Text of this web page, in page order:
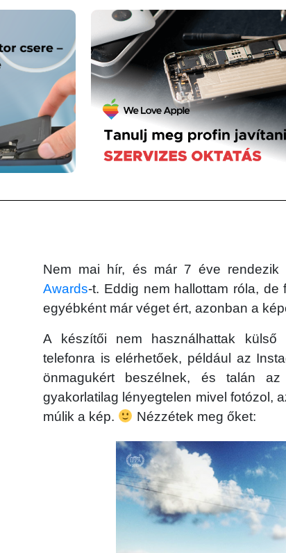
Nem mai hír, és már 7 éve rendezik
Awards-t. Eddig nem hallottam róla, de
egyébként már véget ért, azonban a
A készítői nem használhattak
telefonra is elérhetőek, például az
önmagukért beszélnek, és talán
gyakorlatilag lényegtelen mivel fotózol,
múlik a kép.
Nézzétek meg őket: